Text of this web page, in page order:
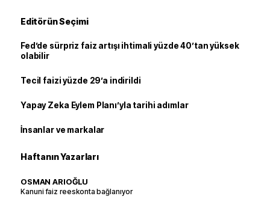
Editörün Seçimi
Fed’de sürpriz faiz artışı ihtimali yüzde 40’tan yüksek
olabilir
Tecil faizi yüzde 29’a indirildi
Yapay Zeka Eylem Planı’yla tarihi adımlar
İnsanlar ve markalar
Haftanın Yazarları
OSMAN ARIOĞLU
Kanuni faiz reeskonta bağlanıyor